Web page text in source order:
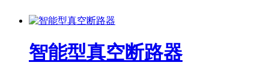
智能型真空断路器